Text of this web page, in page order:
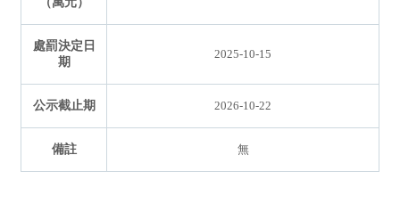
處罰決定日
期
2025-10-15
公示截止期 2026-10-22
備註 無